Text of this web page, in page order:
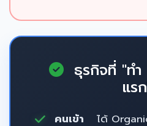
ธุรกิจที่ "ท
แร
คนเข้า
ได้